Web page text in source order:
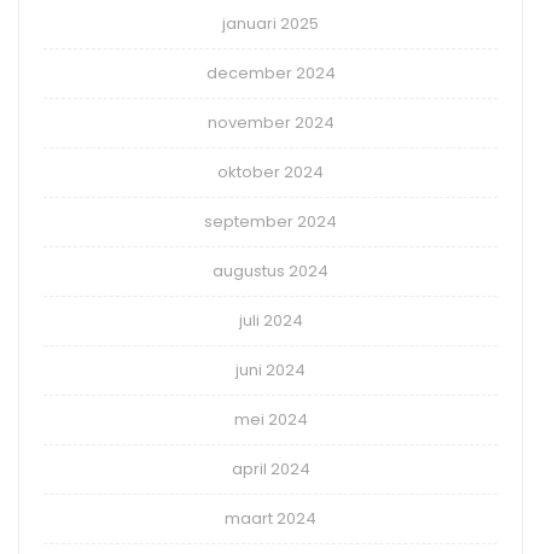
januari 2025
december 2024
november 2024
oktober 2024
september 2024
augustus 2024
juli 2024
juni 2024
mei 2024
april 2024
maart 2024